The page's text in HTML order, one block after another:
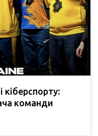
кіберспорту:
команди